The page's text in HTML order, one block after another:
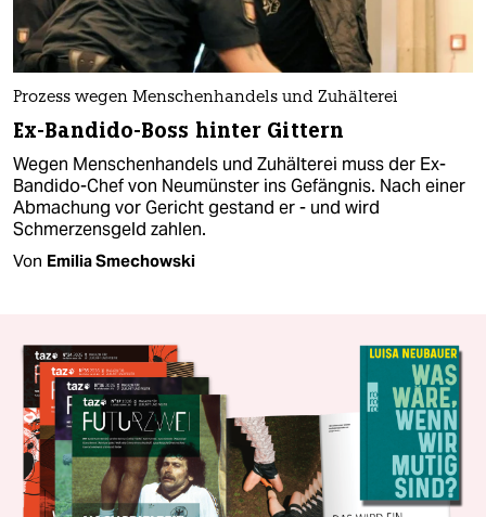
Prozess wegen Menschenhandels und Zuhälterei
Ex-Bandido-Boss hinter Gittern
Wegen Menschenhandels und Zuhälterei muss der Ex-
Bandido-Chef von Neumünster ins Gefängnis. Nach einer
Abmachung vor Gericht gestand er - und wird
Schmerzensgeld zahlen.
Von Emilia Smechowski